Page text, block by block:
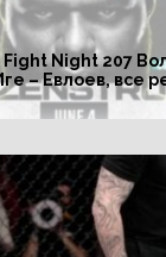
Fight Night 207
– Евлоев, все
207